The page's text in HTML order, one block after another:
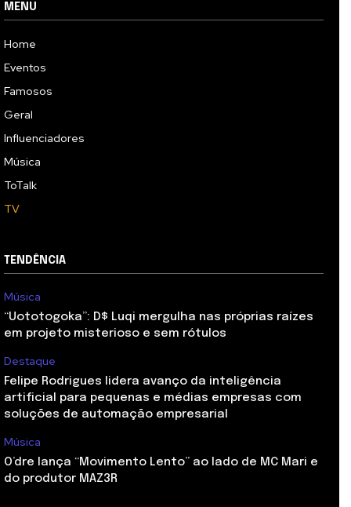
MENU
Home
Eventos
Famosos
Geral
Influenciadores
Música
ToTalk
TV
TENDÊNCIA
Música
“Uototogoka”: D$ Luqi mergulha nas próprias raízes
em projeto misterioso e sem rótulos
Destaque
Felipe Rodrigues lidera avanço da inteligência
artificial para pequenas e médias empresas com
soluções de automação empresarial
Música
O’dre lança “Movimento Lento” ao lado de MC Mari e
do produtor MAZ3R